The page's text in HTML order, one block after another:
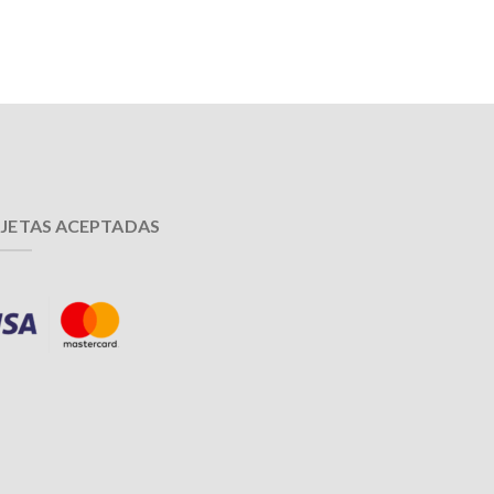
ACEPTADAS